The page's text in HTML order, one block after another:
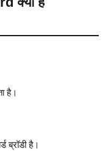
है।
ब्रॉडी है।